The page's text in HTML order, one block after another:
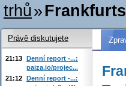
trhů»
Právě diskutujete
21:13 Denní report -...:
paiza.io/projec...
21:12 Denní report -...: